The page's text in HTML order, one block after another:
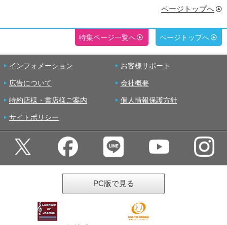
ページトップへ
特集ページ一覧へ ページトップへ
インフォメーション お客様サポート
広告について 会社概要
特約店様・書店様ご案内 個人情報保護方針
サイトポリシー
PC版で見る